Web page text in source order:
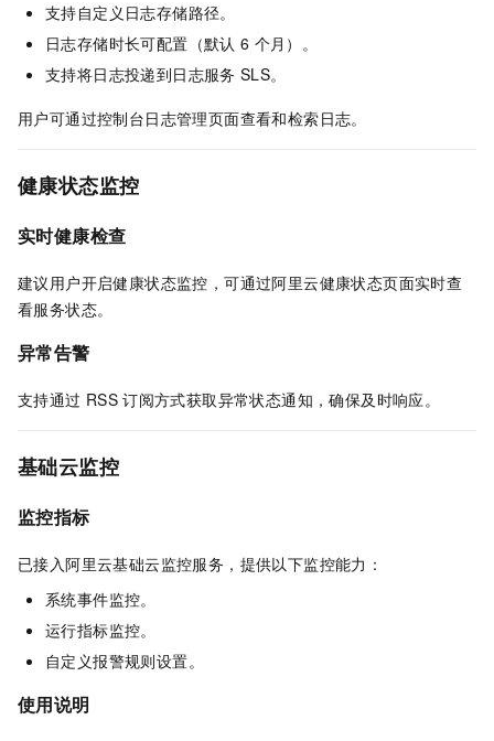
支持自定义日志存储路径。
日志存储时长可配置（默认 6 个月）。
支持将日志投递到日志服务 SLS。
用户可通过控制台日志管理页面查看和检索日志。
健康状态监控
实时健康检查
建议用户开启健康状态监控，可通过阿里云健康状态页面实时查
看服务状态。
异常告警
支持通过 RSS 订阅方式获取异常状态通知，确保及时响应。
基础云监控
监控指标
已接入阿里云基础云监控服务，提供以下监控能力：
系统事件监控。
运行指标监控。
自定义报警规则设置。
使用说明